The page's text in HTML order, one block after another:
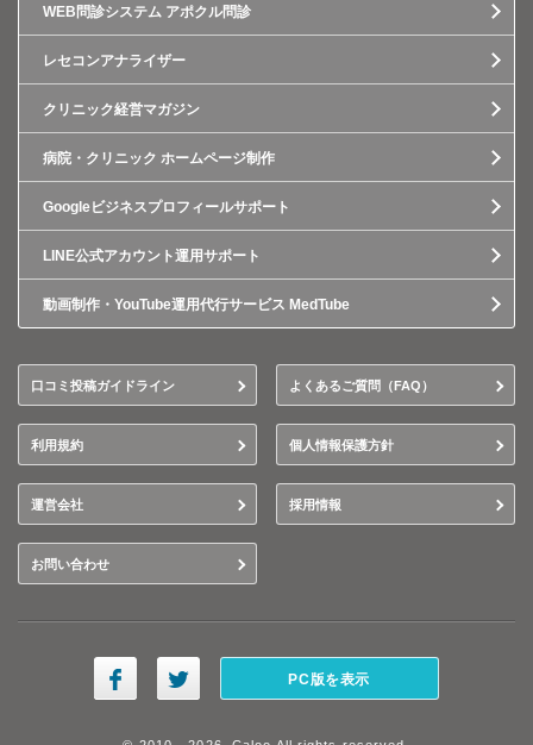
WEB問診システム アポクル問診
レセコンアナライザー
クリニック経営マガジン
病院・クリニック ホームページ制作
Googleビジネスプロフィールサポート
LINE公式アカウント運用サポート
動画制作・YouTube運用代行サービス MedTube
口コミ投稿ガイドライン よくあるご質問（FAQ）
利用規約 個人情報保護方針
運営会社 採用情報
お問い合わせ
PC版を表示